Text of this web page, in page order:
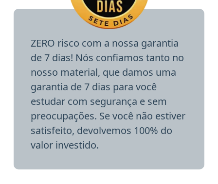
ZERO risco com a nossa garantia
de 7 dias! Nós confiamos tanto no
nosso material, que damos uma
garantia de 7 dias para você
estudar com segurança e sem
preocupações. Se você não estiver
satisfeito, devolvemos 100% do
valor investido.